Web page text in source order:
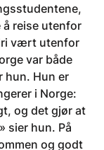
reise utenfor
vært utenfor
var både
hun. Hun er
i Norge:
og det gjør at
sier hun. På
og godt